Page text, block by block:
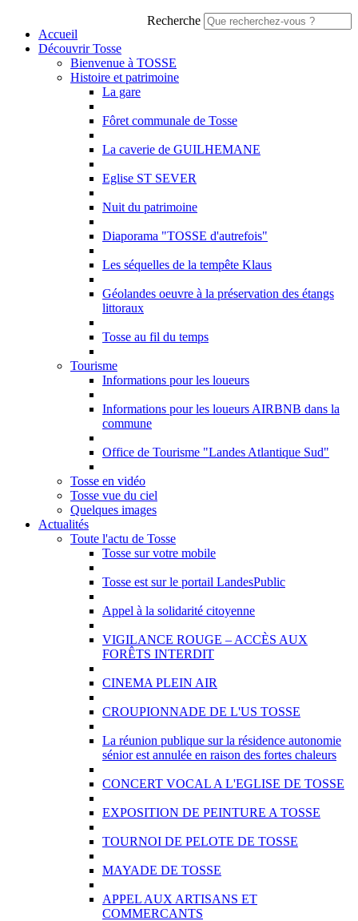
Recherche
Accueil
Découvrir Tosse
Bienvenue à TOSSE
Histoire et patrimoine
La gare
Fôret communale de Tosse
La caverie de GUILHEMANE
Eglise ST SEVER
Nuit du patrimoine
Diaporama "TOSSE d'autrefois"
Les séquelles de la tempête Klaus
Géolandes oeuvre à la préservation des étangs
littoraux
Tosse au fil du temps
Tourisme
Informations pour les loueurs
Informations pour les loueurs AIRBNB dans la
commune
Office de Tourisme "Landes Atlantique Sud"
Tosse en vidéo
Tosse vue du ciel
Quelques images
Actualités
Toute l'actu de Tosse
Tosse sur votre mobile
Tosse est sur le portail LandesPublic
Appel à la solidarité citoyenne
VIGILANCE ROUGE – ACCÈS AUX
FORÊTS INTERDIT
CINEMA PLEIN AIR
CROUPIONNADE DE L'US TOSSE
La réunion publique sur la résidence autonomie
sénior est annulée en raison des fortes chaleurs
CONCERT VOCAL A L'EGLISE DE TOSSE
EXPOSITION DE PEINTURE A TOSSE
TOURNOI DE PELOTE DE TOSSE
MAYADE DE TOSSE
APPEL AUX ARTISANS ET
COMMERCANTS